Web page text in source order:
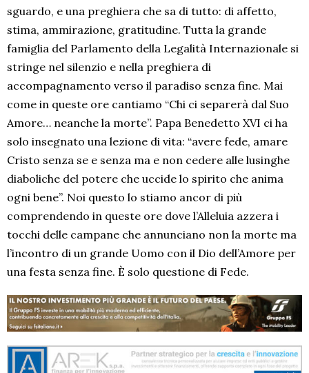
sguardo, e una preghiera che sa di tutto: di affetto,
stima, ammirazione, gratitudine. Tutta la grande
famiglia del Parlamento della Legalità Internazionale si
stringe nel silenzio e nella preghiera di
accompagnamento verso il paradiso senza fine. Mai
come in queste ore cantiamo “Chi ci separerà dal Suo
Amore… neanche la morte”. Papa Benedetto XVI ci ha
solo insegnato una lezione di vita: “avere fede, amare
Cristo senza se e senza ma e non cedere alle lusinghe
diaboliche del potere che uccide lo spirito che anima
ogni bene”. Noi questo lo stiamo ancor di più
comprendendo in queste ore dove l’Alleluia azzera i
tocchi delle campane che annunciano non la morte ma
l’incontro di un grande Uomo con il Dio dell’Amore per
una festa senza fine. È solo questione di Fede.